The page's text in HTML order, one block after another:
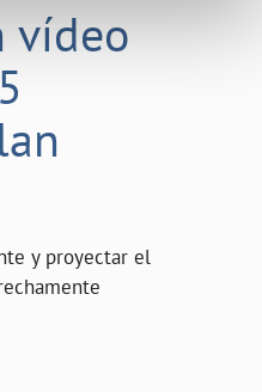
vídeo
y proyectar el